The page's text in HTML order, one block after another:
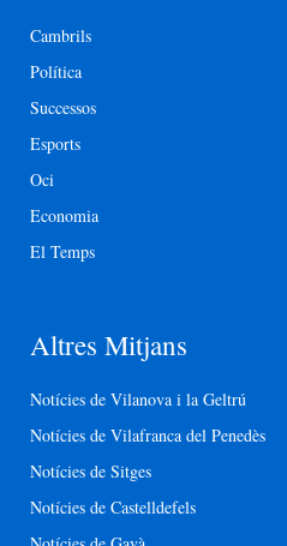
Cambrils
Política
Successos
Esports
Oci
Economia
El Temps
Altres Mitjans
Notícies de Vilanova i la Geltrú
Notícies de Vilafranca del Penedès
Notícies de Sitges
Notícies de Castelldefels